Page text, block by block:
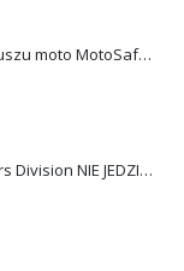
ALPINE zatyczki/stopery do uszu moto MotoSafe Pro
Chusta bawełniana Choppers Division NIE JEDZIESZ NIE ŻYJESZ